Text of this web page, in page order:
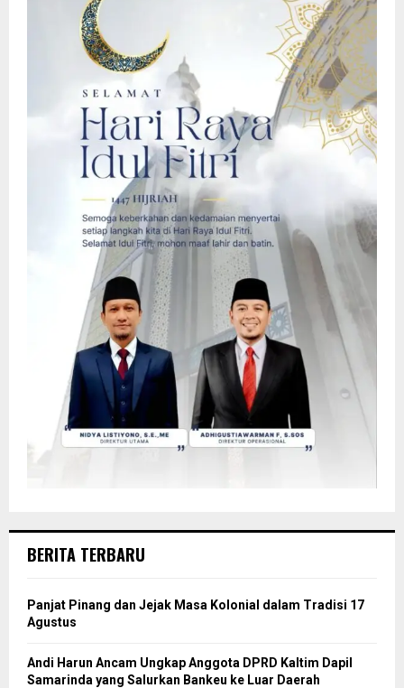
BERITA TERBARU
Panjat Pinang dan Jejak Masa Kolonial dalam Tradisi 17
Agustus
Andi Harun Ancam Ungkap Anggota DPRD Kaltim Dapil
Samarinda yang Salurkan Bankeu ke Luar Daerah